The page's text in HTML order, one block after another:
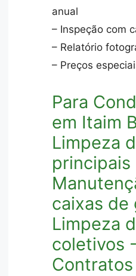
anual
– Inspeção com
– Relatório
– Preços
Para
em Itaim
Limpeza
principais
caixas de
Limpeza
coletivos -